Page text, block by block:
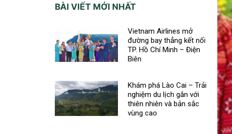
BÀI VIẾT MỚI NHẤT
Vietnam Airlines mở
đường bay thẳng kết nối
TP. Hồ Chí Minh – Điện
Biên
Khám phá Lào Cai – Trải
nghiệm du lịch gắn với
thiên nhiên và bản sắc
vùng cao